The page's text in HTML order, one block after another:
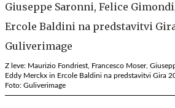
Z leve: Maurizio Fondriest, Francesco Moser,
Eddy Merckx in Ercole Baldini na predstavitvi Gira
Foto: Guliverimage